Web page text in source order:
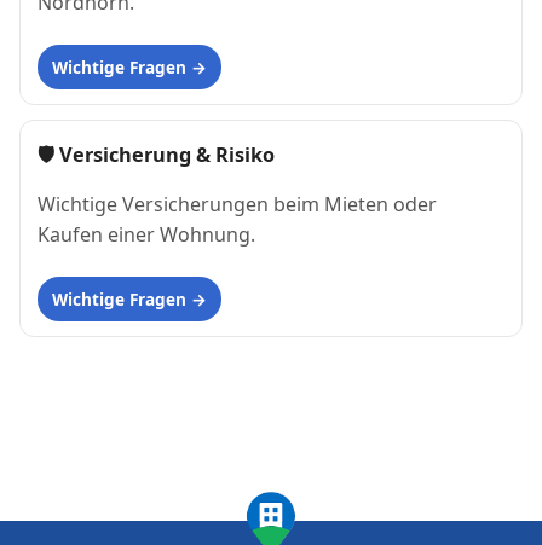
Wichtige Fragen
🛡 Versicherung & Risiko
Wichtige Versicherungen beim Mieten oder
Kaufen einer Wohnung.
Wichtige Fragen